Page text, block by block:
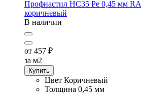
Профнастил НС35 Pe 0,45 мм
коричневый
В наличии
от 457 ₽
за м2
Купить
Цвет Коричневый
Толщина 0,45 мм